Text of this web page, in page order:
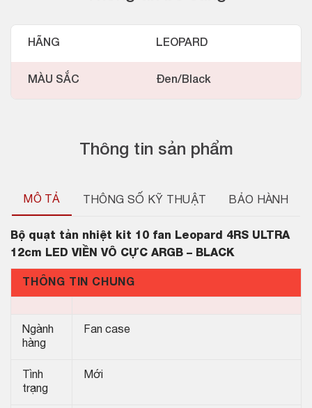
Thông tin sản phẩm
MÔ TẢ THÔNG SỐ KỸ THUẬT BẢO HÀNH
Bộ quạt tản nhiệt kit 10 fan Leopard 4RS ULTRA
12cm LED VIỀN VÔ CỰC ARGB – BLACK
THÔNG TIN CHUNG
Ngành
hàng
Fan case
Tình
trạng
Mới
HÃNG LEOPARD
MÀU SẮC Đen/Black